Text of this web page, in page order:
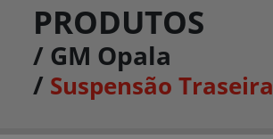
PRODUTOS
/ GM Opala
/ Suspensão Traseira